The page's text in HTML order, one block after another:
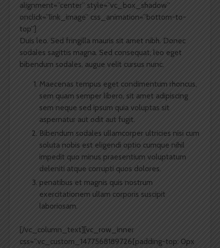
alignment=”center” style=”vc_box_shadow”
onclick=”link_image” css_animation=”bottom-to-
top”]
Duis leo. Sed fringilla mauris sit amet nibh. Donec
sodales sagittis magna. Sed consequat, leo eget
bibendum sodales, augue velit cursus nunc.
Maecenas tempus eget condimentum rhoncus,
sem quam semper libero, sit amet adipiscing
sem neque sed ipsum quia voluptas sit
aspernatur aut odit aut fugit.
Bibendum sodales ullamcorper ultricies nisi cum
soluta nobis est eligendi optio cumque nihil
impedit quo minus praesentium voluptatum
deleniti atque corrupti quos dolores.
penatibus et magnis quis nostrum
exercitationem ullam corporis suscipit
laboriosam.
[/vc_column_text][vc_row_inner
css=”.vc_custom_1477568189726{padding-top: 0px